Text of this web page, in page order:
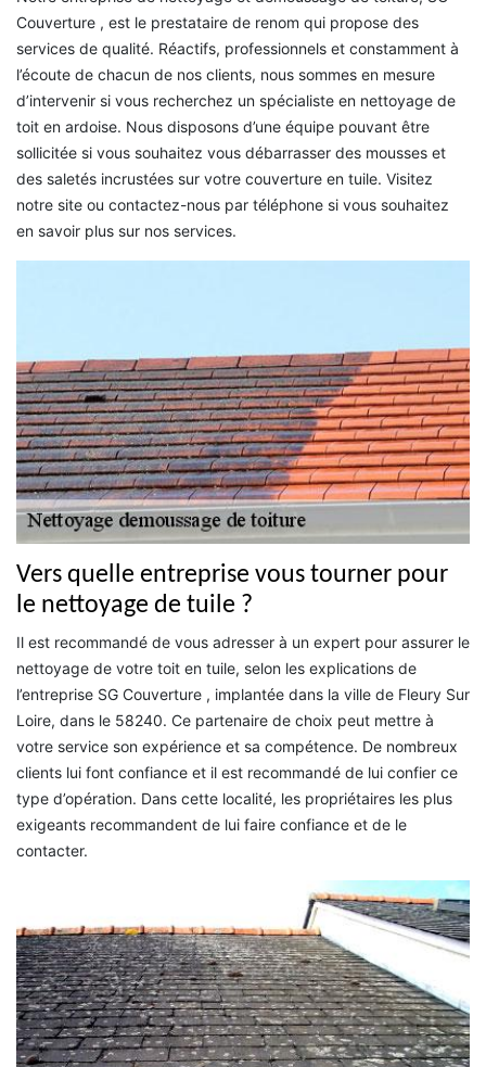
Couverture , est le prestataire de renom qui propose des
services de qualité. Réactifs, professionnels et constamment à
l’écoute de chacun de nos clients, nous sommes en mesure
d’intervenir si vous recherchez un spécialiste en nettoyage de
toit en ardoise. Nous disposons d’une équipe pouvant être
sollicitée si vous souhaitez vous débarrasser des mousses et
des saletés incrustées sur votre couverture en tuile. Visitez
notre site ou contactez-nous par téléphone si vous souhaitez
en savoir plus sur nos services.
Vers quelle entreprise vous tourner pour
le nettoyage de tuile ?
Il est recommandé de vous adresser à un expert pour assurer le
nettoyage de votre toit en tuile, selon les explications de
l’entreprise SG Couverture , implantée dans la ville de Fleury Sur
Loire, dans le 58240. Ce partenaire de choix peut mettre à
votre service son expérience et sa compétence. De nombreux
clients lui font confiance et il est recommandé de lui confier ce
type d’opération. Dans cette localité, les propriétaires les plus
exigeants recommandent de lui faire confiance et de le
contacter.